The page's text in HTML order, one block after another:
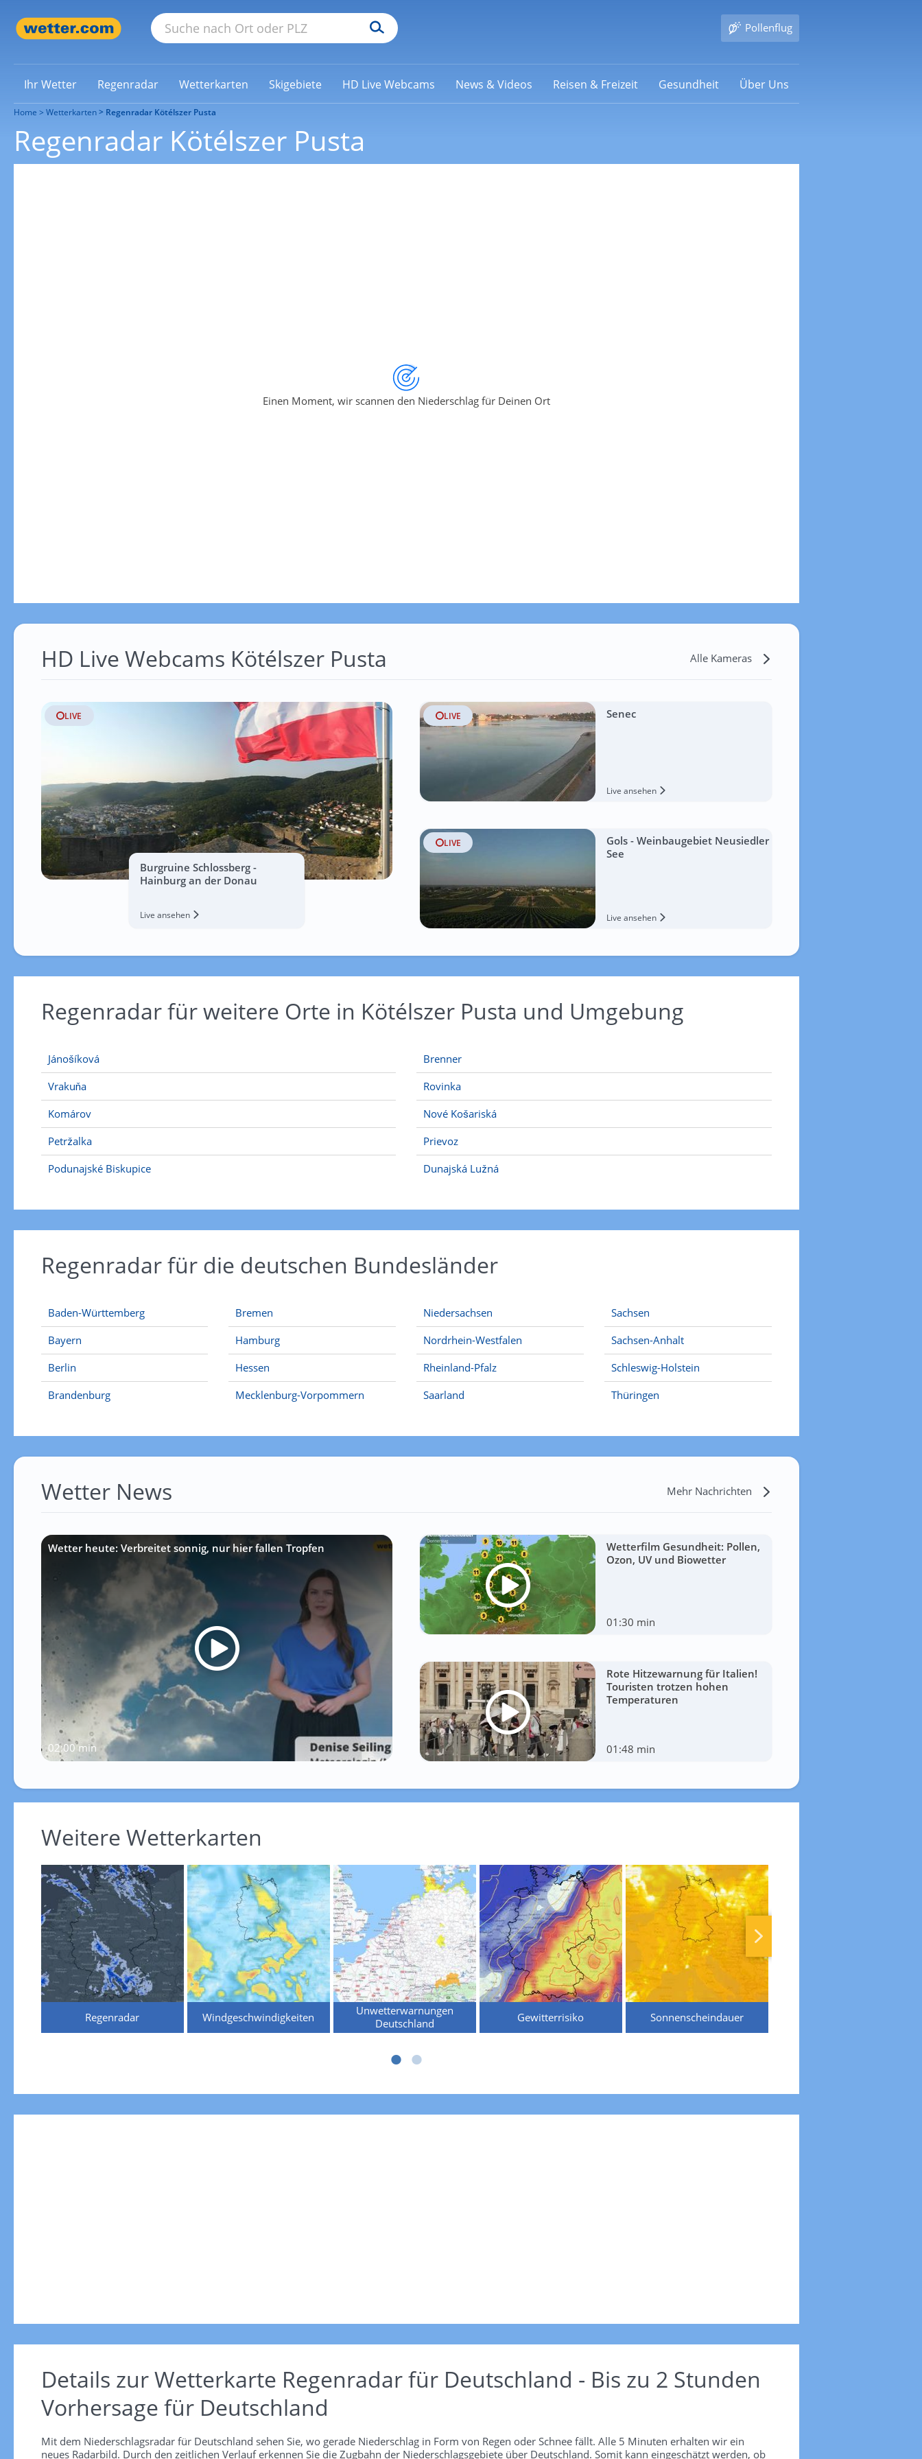
Pollenflug
Ihr Wetter Regenradar Wetterkarten Skigebiete HD Live Webcams News & Videos Reisen & Freizeit Gesundheit Über Uns
Home Wetterkarten Regenradar Kötélszer Pusta
Regenradar Kötélszer Pusta
Einen Moment, wir scannen den Niederschlag für Deinen Ort
HD Live Webcams Kötélszer Pusta Alle Kameras
LIVE
Burgruine Schlossberg -
Hainburg an der Donau
Live ansehen
LIVE Senec
Live ansehen
LIVE
Gols - Weinbaugebiet Neusiedler
See
Live ansehen
Regenradar für weitere Orte in Kötélszer Pusta und Umgebung
Jánošíková
Vrakuňa
Komárov
Petržalka
Podunajské Biskupice
Brenner
Rovinka
Nové Košariská
Prievoz
Dunajská Lužná
Regenradar für die deutschen Bundesländer
Baden-Württemberg
Bayern
Berlin
Brandenburg
Bremen
Hamburg
Hessen
Mecklenburg-Vorpommern
Niedersachsen
Nordrhein-Westfalen
Rheinland-Pfalz
Saarland
Sachsen
Sachsen-Anhalt
Schleswig-Holstein
Thüringen
Wetter News Mehr Nachrichten
Wetter heute: Verbreitet sonnig, nur hier fallen Tropfen
02:00 min
Wetterfilm Gesundheit: Pollen,
Ozon, UV und Biowetter
01:30 min
Rote Hitzewarnung für Italien!
Touristen trotzen hohen
Temperaturen
01:48 min
Weitere Wetterkarten
Regenradar Windgeschwindigkeiten
Unwetterwarnungen
Deutschland
Gewitterrisiko Sonnenscheindauer
Details zur Wetterkarte Regenradar für Deutschland - Bis zu 2 Stunden
Vorhersage für Deutschland
Mit dem Niederschlagsradar für Deutschland sehen Sie, wo gerade Niederschlag in Form von Regen oder Schnee fällt. Alle 5 Minuten erhalten wir ein
neues Radarbild. Durch den zeitlichen Verlauf erkennen Sie die Zugbahn der Niederschlagsgebiete über Deutschland. Somit kann eingeschätzt werden, ob